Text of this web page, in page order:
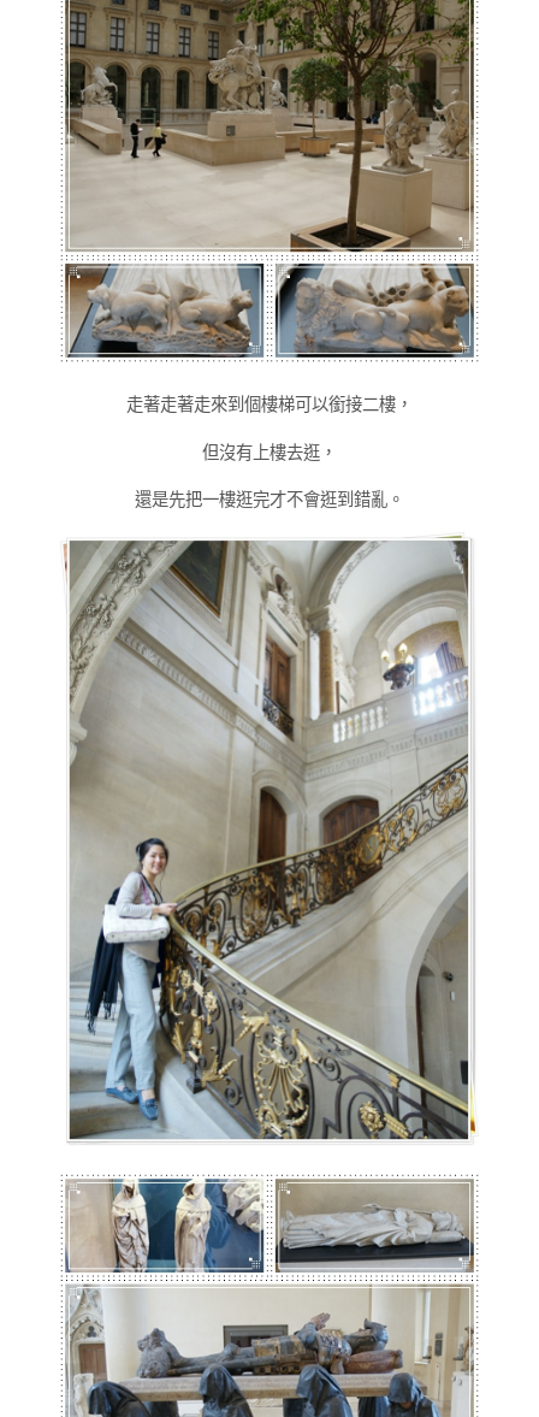
走著走著走來到個樓梯可以銜接二樓，
但沒有上樓去逛，
還是先把一樓逛完才不會逛到錯亂。